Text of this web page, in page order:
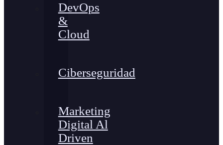
DevOps
&
Cloud
Ciberseguridad
Marketing
Digital Al
Driven